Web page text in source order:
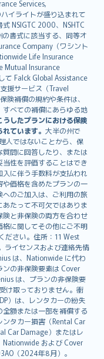
Services,
イライトが盛り込まれて
NSIGTC 2000、NSHTC
書式に該当する、同等オ
Company（ワシント
Life Insurance
Mutual Insurance
て Falck Global Assistance
援サービス（Travel
険補償の規約や条件は、
べての補償にあらゆる地
うしたプランにおける保険
ています。 大半の州で
人ではないことから、保
問に回答したり、または
性を評価することはでき
に伴う手数料が支払われ
価格を含めたプランの一
のご加入は、ご利用の旅
たって不可欠ではありま
と非保険の両方を合わせ
に関してその他にご不明
ださい。住所：11 West
ライセンスおよび連絡先情
は、Nationwide に代わ
の非保険要素は Cover
は、プランの非保険要
け取っておりません。衝
）は、レンタカーの紛失
額または一部を補償する
タカー損害（Rental Car
Car Damage）またはレ
Nationwide および Cover
（2024年8月）。